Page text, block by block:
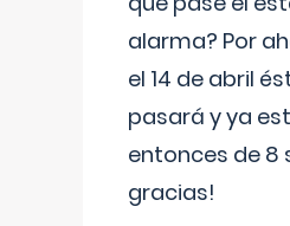
alarma? Por
el 14 de abril
pasará y ya
entonces de 8
gracias!